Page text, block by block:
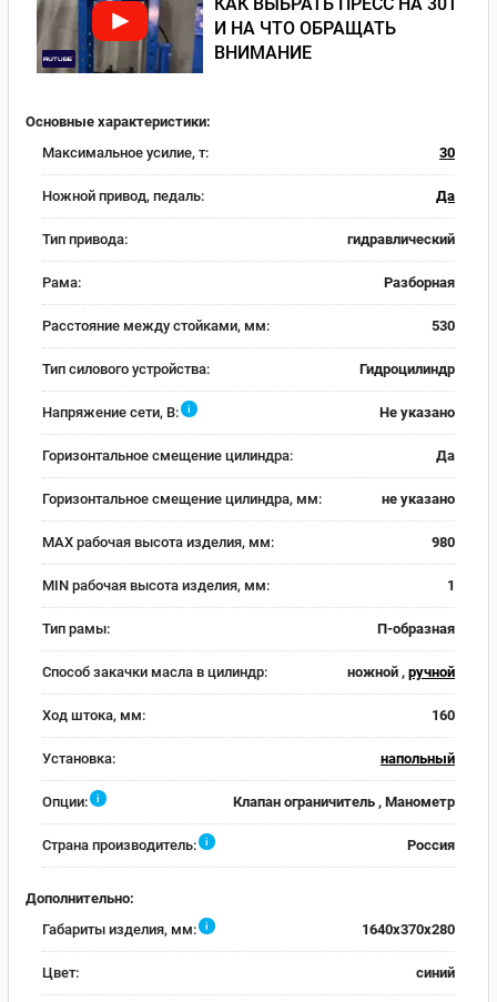
И НА ЧТО ОБРАЩАТЬ
ВНИМАНИЕ
Основные характеристики:
Максимальное усилие, т:
30
Ножной привод, педаль: Да
Тип привода: гидравлический
Рама: Разборная
Расстояние между стойками, мм: 530
Тип силового устройства: Гидроцилиндр
Напряжение сети, В: i Не указано
Горизонтальное смещение цилиндра: Да
Горизонтальное смещение цилиндра, мм: не указано
MAX рабочая высота изделия, мм: 980
MIN рабочая высота изделия, мм: 1
Тип рамы: П-образная
Способ закачки масла в цилиндр: ножной , ручной
Ход штока, мм: 160
Установка: напольный
Опции: i Клапан ограничитель , Манометр
Страна производитель: i Россия
Дополнительно:
Габариты изделия, мм:
i 1640x370x280
Цвет: синий